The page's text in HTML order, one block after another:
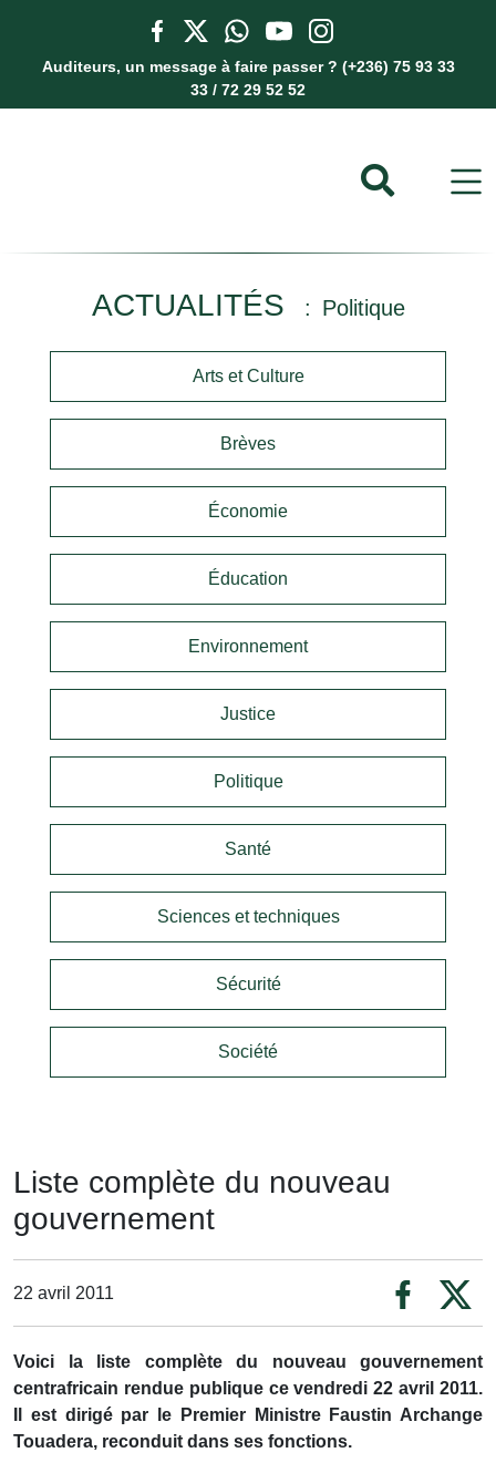
Auditeurs, un message à faire passer ? (+236) 75 93 33
33 / 72 29 52 52
ACTUALITÉS Politique
Arts et Culture
Brèves
Économie
Éducation
Environnement
Justice
Politique
Santé
Sciences et techniques
Sécurité
Société
Liste complète du nouveau
gouvernement
22 avril 2011
Voici la liste complète du nouveau gouvernement
centrafricain rendue publique ce vendredi 22 avril 2011.
Il est dirigé par le Premier Ministre Faustin Archange
Touadera, reconduit dans ses fonctions.